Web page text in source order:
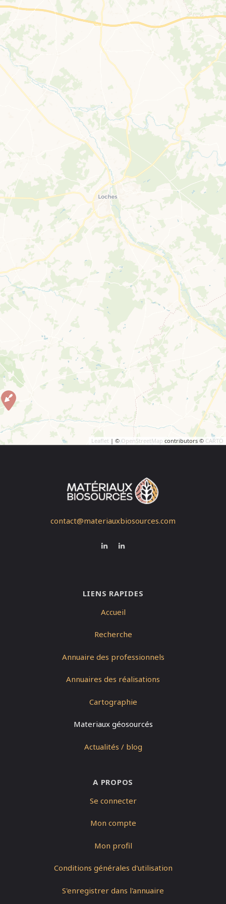
Leaflet | © OpenStreetMap contributors © CARTO
contact@materiauxbiosources.com
LIENS RAPIDES
Accueil
Recherche
Annuaire des professionnels
Annuaires des réalisations
Cartographie
Materiaux géosourcés
Actualités / blog
A PROPOS
Se connecter
Mon compte
Mon profil
Conditions générales d'utilisation
S'enregistrer dans l'annuaire